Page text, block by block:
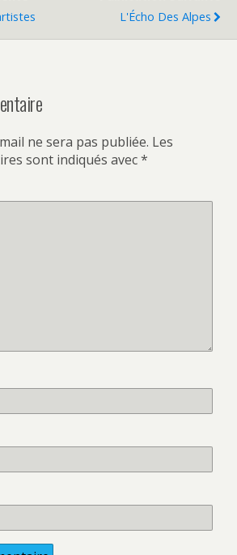
L'Écho Des Alpes
ne sera pas publiée. Les
sont indiqués avec*